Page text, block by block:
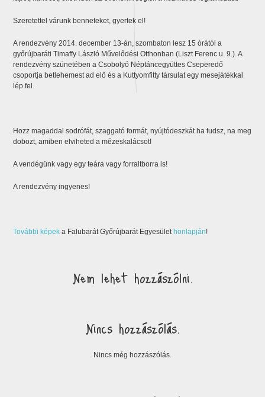
Szeretettel várunk benneteket, gyertek el!
A rendezvény 2014. december 13-án, szombaton lesz 15 órától a
győrújbaráti Timaffy László Művelődési Otthonban (Liszt Ferenc u. 9.). A
rendezvény szünetében a Csobolyó Néptáncegyüttes Cseperedő
csoportja betlehemest ad elő és a Kuttyomfitty társulat egy mesejátékkal
lép fel.
Hozz magaddal sodrófát, szaggató formát, nyújtódeszkát ha tudsz, na meg
dobozt, amiben elviheted a mézeskalácsot!
A vendégünk vagy egy teára vagy forraltborra is!
A rendezvény ingyenes!
További képek a Falubarát Győrújbarát Egyesület honlapján!
Nem lehet hozzászólni.
Nincs hozzászólás.
Nincs még hozzászólás.